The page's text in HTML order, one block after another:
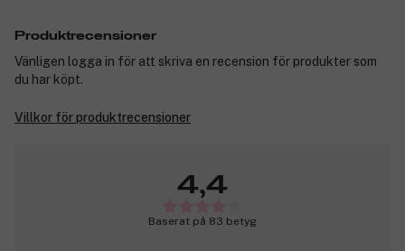
Produktrecensioner
Vänligen logga in för att skriva en recension för produkter som
du har köpt.
Villkor för produktrecensioner
4,4
Baserat på 83 betyg